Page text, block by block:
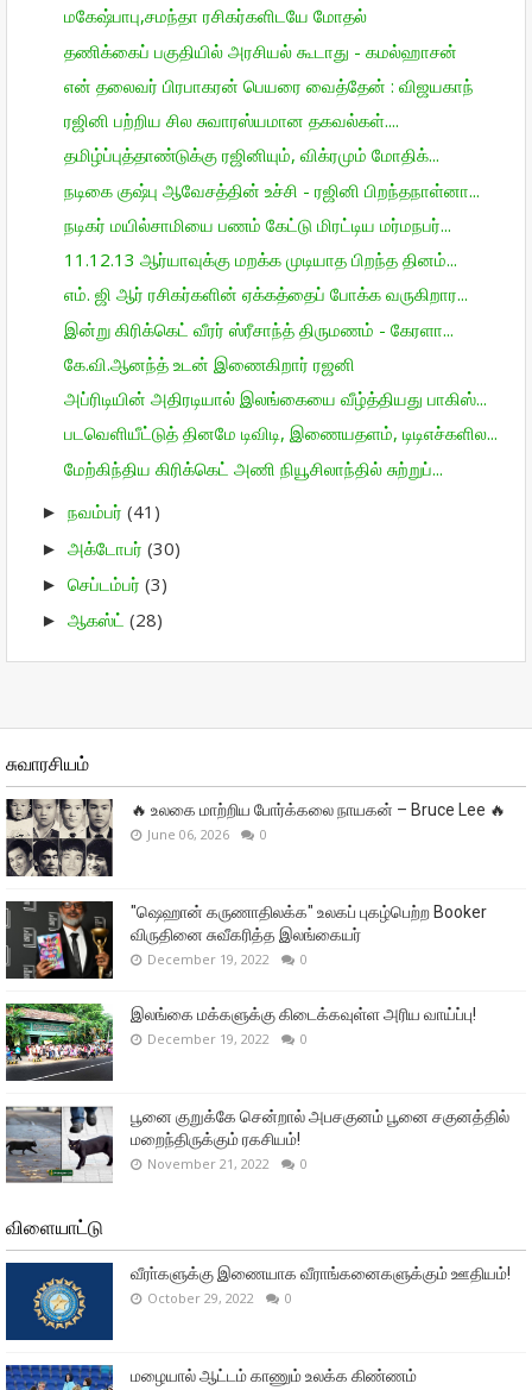
மகேஷ்பாபு,சமந்தா ரசிகர்களிடயே மோதல்
தணிக்கைப் பகுதியில் அரசியல் கூடாது - கமல்ஹாசன்
என் தலைவர் பிரபாகரன் பெயரை வைத்தேன் : விஜயகாந்
ரஜினி பற்றிய சில சுவாரஸ்யமான தகவல்கள்....
தமிழ்ப்புத்தாண்டுக்கு ரஜினியும், விக்ரமும் மோதிக்...
நடிகை குஷ்பு ஆவேசத்தின் உச்சி - ரஜினி பிறந்தநாள்னா...
நடிகர் மயில்சாமியை பணம் கேட்டு மிரட்டிய மர்மநபர்...
11.12.13 ஆர்யாவுக்கு மறக்க முடியாத பிறந்த தினம்...
எம்‌. ஜி ஆர் ரசிகர்களின் ஏக்கத்தைப் போக்க வருகிறார...
இன்று கிரிக்கெட் வீரர் ஸ்ரீசாந்த் திருமணம் - கேரளா...
கே.வி.ஆனந்த் உடன் இணைகிறார் ரஜனி
அப்ரிடியின் அதிரடியால் இலங்கையை வீழ்த்தியது பாகிஸ்...
படவெளியீட்டுத் தினமே டிவிடி, இணையதளம், டிடிஎச்களில...
மேற்கிந்திய கிரிக்கெட் அணி நியூசிலாந்தில் சுற்றுப்...
► நவம்பர் (41)
► அக்டோபர் (30)
► செப்டம்பர் (3)
► ஆகஸ்ட் (28)
சுவாரசியம்
🔥 உலகை மாற்றிய போர்க்கலை நாயகன் – Bruce Lee 🔥
June 06, 2026 0
"ஷெஹான் கருணாதிலக்க" உலகப் புகழ்பெற்ற Booker
விருதினை சுவீகரித்த இலங்கையர்
December 19, 2022 0
இலங்கை மக்களுக்கு கிடைக்கவுள்ள அரிய வாய்ப்பு!
December 19, 2022 0
பூனை குறுக்கே சென்றால் அபசகுனம் பூனை சகுனத்தில்
மறைந்திருக்கும் ரகசியம்!
November 21, 2022 0
விளையாட்டு
வீரா்களுக்கு இணையாக வீராங்கனைகளுக்கும் ஊதியம்!
October 29, 2022 0
மழையால் ஆட்டம் காணும் உலக்க கிண்ணம்